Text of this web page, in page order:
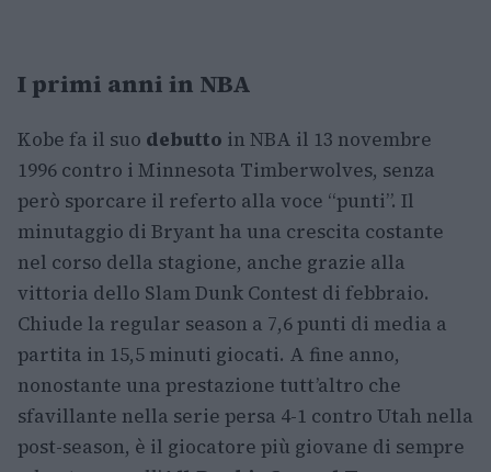
I primi anni in NBA
Kobe fa il suo debutto in NBA il 13 novembre
1996 contro i Minnesota Timberwolves, senza
però sporcare il referto alla voce “punti”. Il
minutaggio di Bryant ha una crescita costante
nel corso della stagione, anche grazie alla
vittoria dello Slam Dunk Contest di febbraio.
Chiude la regular season a 7,6 punti di media a
partita in 15,5 minuti giocati. A fine anno,
nonostante una prestazione tutt’altro che
sfavillante nella serie persa 4-1 contro Utah nella
post-season, è il giocatore più giovane di sempre